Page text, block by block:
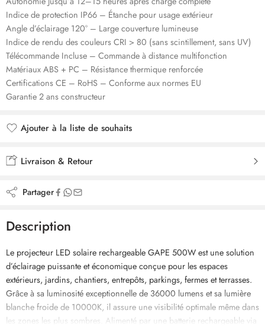
Indice de protection IP66 – Étanche pour usage extérieur
Angle d’éclairage 120° – Large couverture lumineuse
Indice de rendu des couleurs CRI > 80 (sans scintillement, sans UV)
Télécommande Incluse – Commande à distance multifonction
Matériaux ABS + PC – Résistance thermique renforcée
Certifications CE – RoHS – Conforme aux normes EU
Garantie 2 ans constructeur
Ajouter à la liste de souhaits
Livraison & Retour
Partager
Description
Le projecteur LED solaire rechargeable GAPE 500W est une solution
d’éclairage puissante et économique conçue pour les espaces
extérieurs, jardins, chantiers, entrepôts, parkings, fermes et terrasses.
Grâce à sa luminosité exceptionnelle de 36000 lumens et sa lumière
blanche froide de 10000K, il assure une visibilité optimale même dans
les zones les plus sombres. Alimenté par une batterie rechargeable via